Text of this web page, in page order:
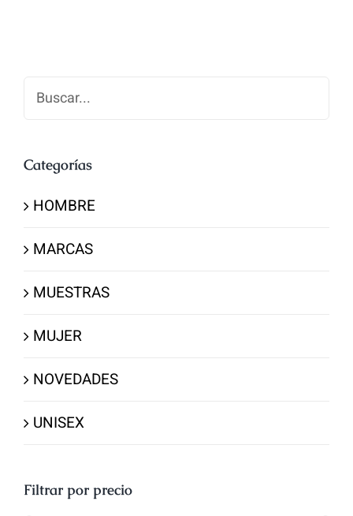
Buscar
Categorías
HOMBRE
MARCAS
MUESTRAS
MUJER
NOVEDADES
UNISEX
Filtrar por precio